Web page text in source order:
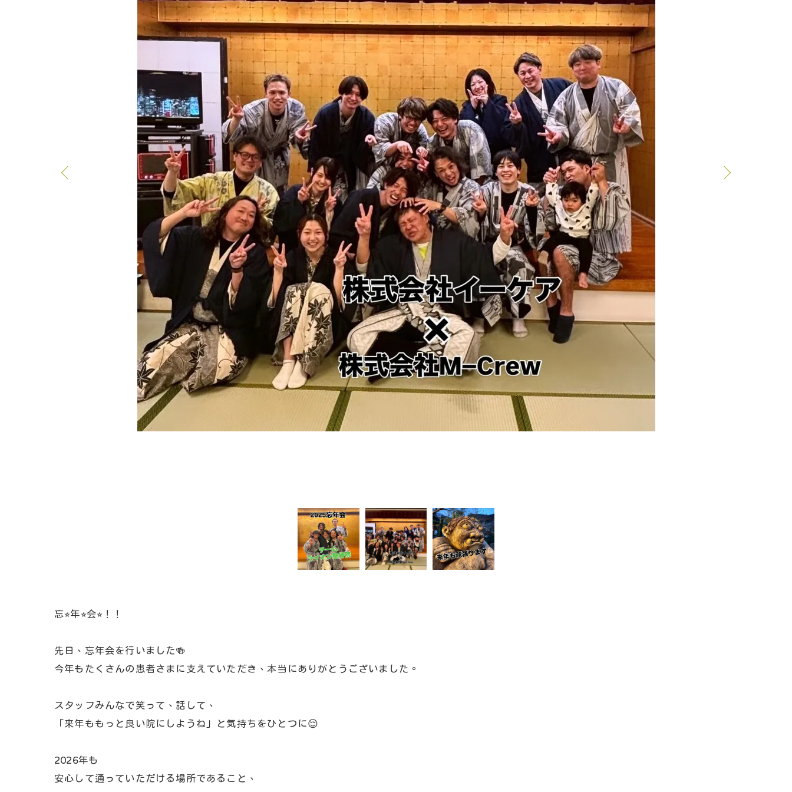
忘⭐︎年⭐︎会⭐︎！！
先日、忘年会を行いました🍻
今年もたくさんの患者さまに支えていただき、本当にありがとうございました。
スタッフみんなで笑って、話して、
「来年ももっと良い院にしようね」と気持ちをひとつに😌
2026年も
安心して通っていただける場所であること、